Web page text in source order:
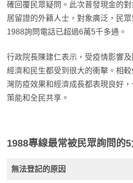
確回覆民眾疑問。此次普發現金的
居留證的外籍人士，對象廣泛，民
1988詢問電話已超過6萬5千多通。
行政院長陳建仁表示，受疫情影響
經濟和民生都受到很大的衝擊。相
灣防疫效果和經濟成長都表現良好
策能和全民共享。
1988專線最常被民眾詢問的
無法登記的原因